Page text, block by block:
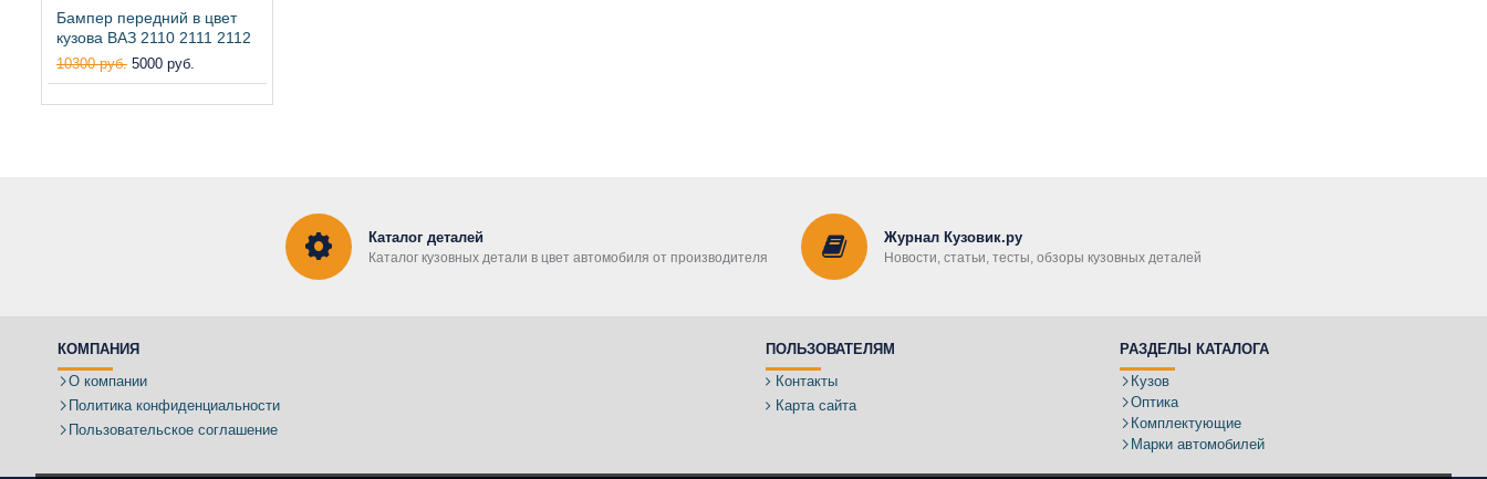
Бампер передний в цвет
кузова ВАЗ 2110 2111 2112
10300 руб. 5000 руб.
Каталог деталей
Каталог кузовных детали в цвет автомобиля от производителя
Журнал Кузовик.ру
Новости, статьи, тесты, обзоры кузовных деталей
КОМПАНИЯ
О компании
Политика конфиденциальности
Пользовательское соглашение
ПОЛЬЗОВАТЕЛЯМ
Контакты
Карта сайта
РАЗДЕЛЫ КАТАЛОГА
Кузов
Оптика
Комплектующие
Марки автомобилей